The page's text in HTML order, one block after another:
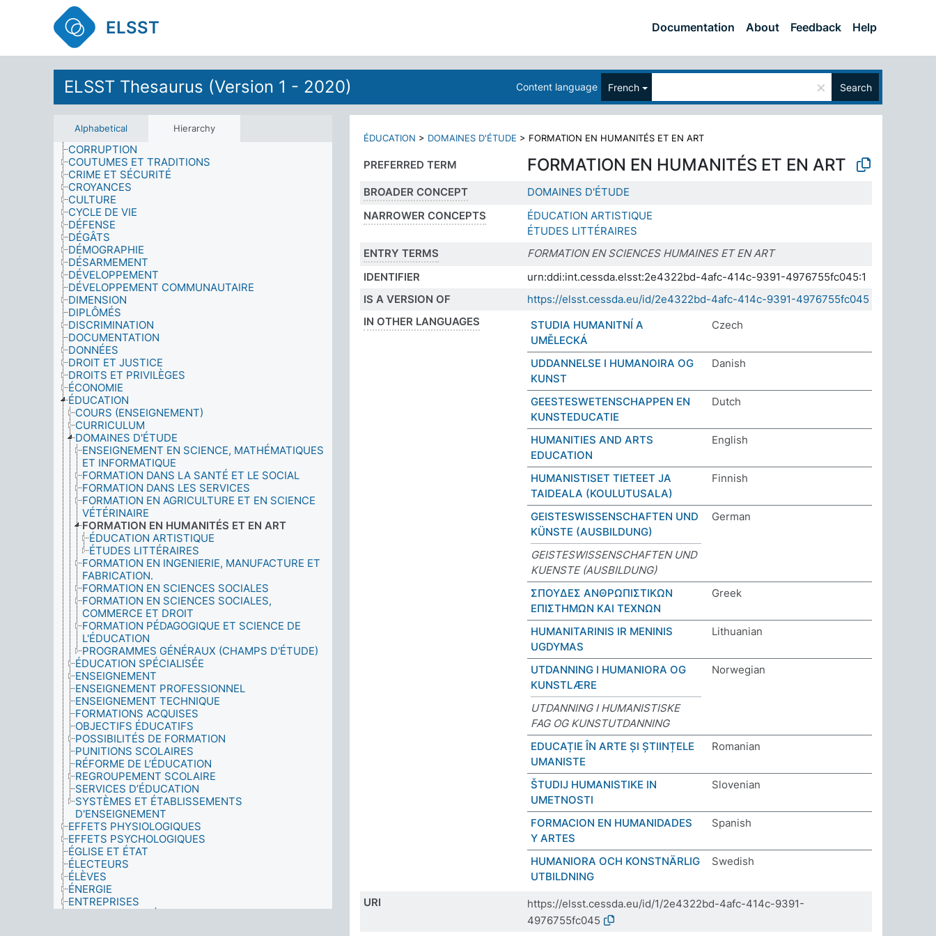
ELSST Documentation About Feedback Help
ELSST Thesaurus (Version 1 - 2020) Content language French × Search
Alphabetical Hierarchy
COMPORTEMENT HUMAIN
CONCOURS
CONDITIONS CULTURELLES
CONDUITE DES OPÉRATIONS (GUERRE)
CONNAISSANCE (CONSCIENCE)
CONSEIL (AVIS)
CONTRATS ET ACCORDS
CONTRÔLE ÉTATIQUE
COOPÉRATION
CORRUPTION
COUTUMES ET TRADITIONS
CRIME ET SÉCURITÉ
CROYANCES
CULTURE
CYCLE DE VIE
DÉFENSE
DÉGÂTS
DÉMOGRAPHIE
DÉSARMEMENT
DÉVELOPPEMENT
DÉVELOPPEMENT COMMUNAUTAIRE
DIMENSION
DIPLÔMÉS
DISCRIMINATION
DOCUMENTATION
DONNÉES
DROIT ET JUSTICE
DROITS ET PRIVILÈGES
ÉCONOMIE
ÉDUCATION
COURS (ENSEIGNEMENT)
CURRICULUM
DOMAINES D'ÉTUDE
ENSEIGNEMENT EN SCIENCE, MATHÉMATIQUES
ET INFORMATIQUE
FORMATION DANS LA SANTÉ ET LE SOCIAL
FORMATION DANS LES SERVICES
FORMATION EN AGRICULTURE ET EN SCIENCE
VÉTÉRINAIRE
FORMATION EN HUMANITÉS ET EN ART
ÉDUCATION ARTISTIQUE
ÉTUDES LITTÉRAIRES
FORMATION EN INGENIERIE, MANUFACTURE ET
FABRICATION.
FORMATION EN SCIENCES SOCIALES
FORMATION EN SCIENCES SOCIALES,
COMMERCE ET DROIT
FORMATION PÉDAGOGIQUE ET SCIENCE DE
L'ÉDUCATION
PROGRAMMES GÉNÉRAUX (CHAMPS D'ÉTUDE)
ÉDUCATION SPÉCIALISÉE
ENSEIGNEMENT
ENSEIGNEMENT PROFESSIONNEL
ENSEIGNEMENT TECHNIQUE
FORMATIONS ACQUISES
OBJECTIFS ÉDUCATIFS
POSSIBILITÉS DE FORMATION
PUNITIONS SCOLAIRES
RÉFORME DE L’ÉDUCATION
REGROUPEMENT SCOLAIRE
SERVICES D’ÉDUCATION
SYSTÈMES ET ÉTABLISSEMENTS
D'ENSEIGNEMENT
EFFETS PHYSIOLOGIQUES
EFFETS PSYCHOLOGIQUES
ÉGLISE ET ÉTAT
ÉLECTEURS
ÉLÈVES
ÉNERGIE
ENTREPRISES
ÉDUCATION > DOMAINES D'ÉTUDE > FORMATION EN HUMANITÉS ET EN ART
PREFERRED TERM FORMATION EN HUMANITÉS ET EN ART
BROADER CONCEPT
DOMAINES D'ÉTUDE
NARROWER CONCEPTS
ÉDUCATION ARTISTIQUE
ÉTUDES LITTÉRAIRES
ENTRY TERMS
FORMATION EN SCIENCES HUMAINES ET EN ART
IDENTIFIER
urn:ddi:int.cessda.elsst:2e4322bd-4afc-414c-9391-4976755fc045:1
IS A VERSION OF
https://elsst.cessda.eu/id/2e4322bd-4afc-414c-9391-4976755fc045
IN OTHER LANGUAGES
STUDIA HUMANITNÍ A
UMĚLECKÁ
Czech
UDDANNELSE I HUMANOIRA OG
KUNST
Danish
GEESTESWETENSCHAPPEN EN
KUNSTEDUCATIE
Dutch
HUMANITIES AND ARTS
EDUCATION
English
HUMANISTISET TIETEET JA
TAIDEALA (KOULUTUSALA)
Finnish
GEISTESWISSENSCHAFTEN UND
KÜNSTE (AUSBILDUNG)
German
GEISTESWISSENSCHAFTEN UND
KUENSTE (AUSBILDUNG)
ΣΠΟΥΔΕΣ ΑΝΘΡΩΠΙΣΤΙΚΩΝ
ΕΠΙΣΤΗΜΩΝ ΚΑΙ ΤΕΧΝΩΝ
Greek
HUMANITARINIS IR MENINIS
UGDYMAS
Lithuanian
UTDANNING I HUMANIORA OG
KUNSTLÆRE
Norwegian
UTDANNING I HUMANISTISKE
FAG OG KUNSTUTDANNING
EDUCAȚIE ÎN ARTE ȘI ȘTIINȚELE
UMANISTE
Romanian
ŠTUDIJ HUMANISTIKE IN
UMETNOSTI
Slovenian
FORMACION EN HUMANIDADES
Y ARTES
Spanish
HUMANIORA OCH KONSTNÄRLIG
UTBILDNING
Swedish
URI
https://elsst.cessda.eu/id/1/2e4322bd-4afc-414c-9391-
4976755fc045